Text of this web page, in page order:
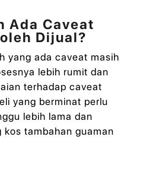
Ada Caveat
Dijual?
yang ada caveat masih
lebih rumit dan
terhadap caveat
yang berminat perlu
lebih lama dan
kos tambahan guaman